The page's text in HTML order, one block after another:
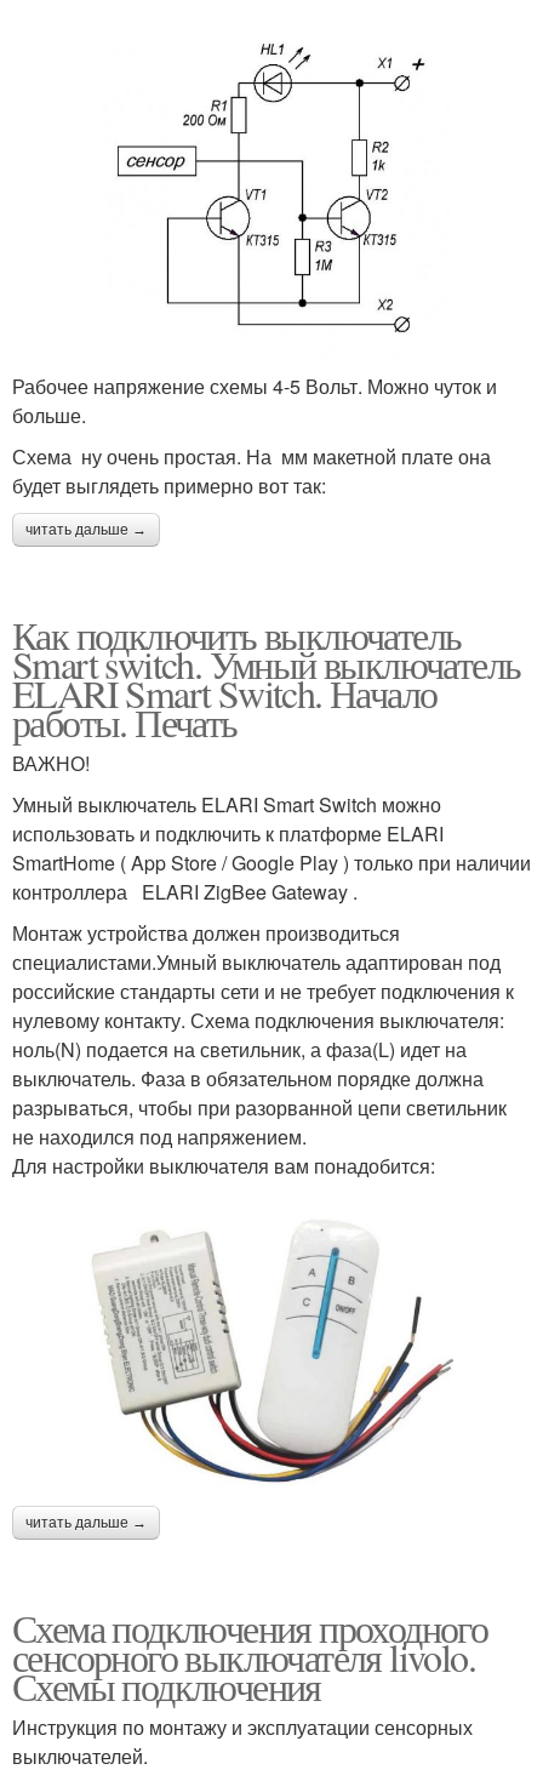
Рабочее напряжение схемы 4-5 Вольт. Можно чуток и
больше.
Схема ну очень простая. На мм макетной плате она
будет выглядеть примерно вот так:
читать дальше →
Как подключить выключатель
Smart switch. Умный выключатель
ELARI Smart Switch. Начало
работы. Печать
ВАЖНО!
Умный выключатель ELARI Smart Switch можно
использовать и подключить к платформе ELARI
SmartHome ( App Store / Google Play ) только при наличии
контроллера ELARI ZigBee Gateway .
Монтаж устройства должен производиться
специалистами.Умный выключатель адаптирован под
российские стандарты сети и не требует подключения к
нулевому контакту. Схема подключения выключателя:
ноль(N) подается на светильник, а фаза(L) идет на
выключатель. Фаза в обязательном порядке должна
разрываться, чтобы при разорванной цепи светильник
не находился под напряжением.
Для настройки выключателя вам понадобится:
читать дальше →
Схема подключения проходного
сенсорного выключателя livolo.
Схемы подключения
Инструкция по монтажу и эксплуатации сенсорных
выключателей.